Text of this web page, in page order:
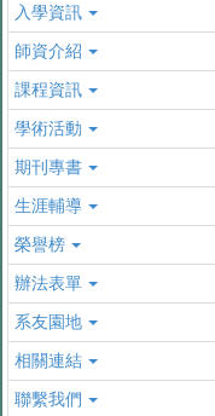
入學資訊
師資介紹
課程資訊
學術活動
期刊專書
生涯輔導
榮譽榜
辦法表單
系友園地
相關連結
聯繫我們